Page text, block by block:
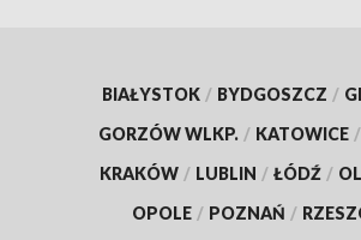
BIAŁYSTOK / BYDGOSZCZ /
GORZÓW WLKP. / KATOWICE /
KRAKÓW / LUBLIN / ŁÓDŹ /
OPOLE / POZNAŃ /